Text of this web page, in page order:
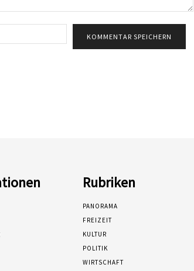
Mail:*
Rubriken
PANORAMA
FREIZEIT
KULTUR
POLITIK
WIRTSCHAFT